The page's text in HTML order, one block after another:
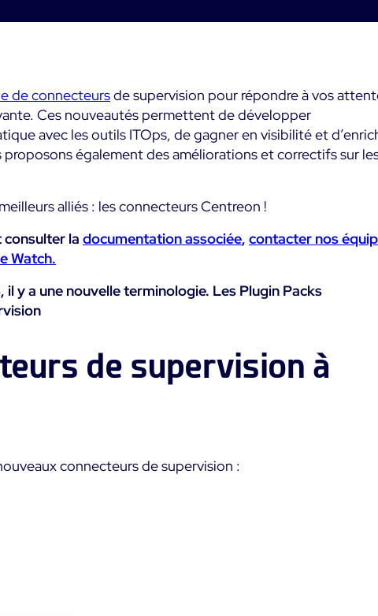
Maîtrise des coûts
intégrée
Tests de
Démo
réseau
Public
Toutes
Kubernetes
Microsoft
All
de connecteursde supervision pour répondre à vos
Ces nouveautés permettent de développer
avec les outils ITOps, de gagner en visibilité et
également des améliorations et correctifs sur
alliés : les connecteurs Centreon !
consulter la documentation associée, contacter nos
Watch.
y a une nouvelle terminologie. Les Plugin Packs
de supervision à
connecteurs de supervision :